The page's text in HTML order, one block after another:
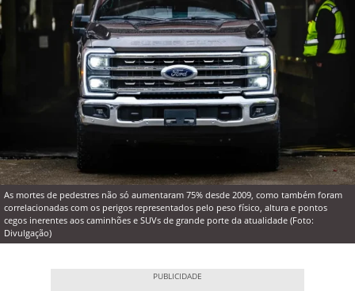
As mortes de pedestres não só aumentaram 75% desde 2009, como também foram
correlacionadas com os perigos representados pelo peso físico, altura e pontos
cegos inerentes aos caminhões e SUVs de grande porte da atualidade (Foto:
Divulgação)